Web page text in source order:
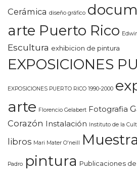
Cerámica diseño gráfico
arte Puerto Rico
Escultura exhibicion de pintura
EXPOSICIONES
EXPOSICIONES PUERTO RICO 1990-2000
arte Florencio Gelabert Fotografia
Corazón Instalación Instituto de la
libros Mari Mater O'neill
Padro pintura Publicaciones